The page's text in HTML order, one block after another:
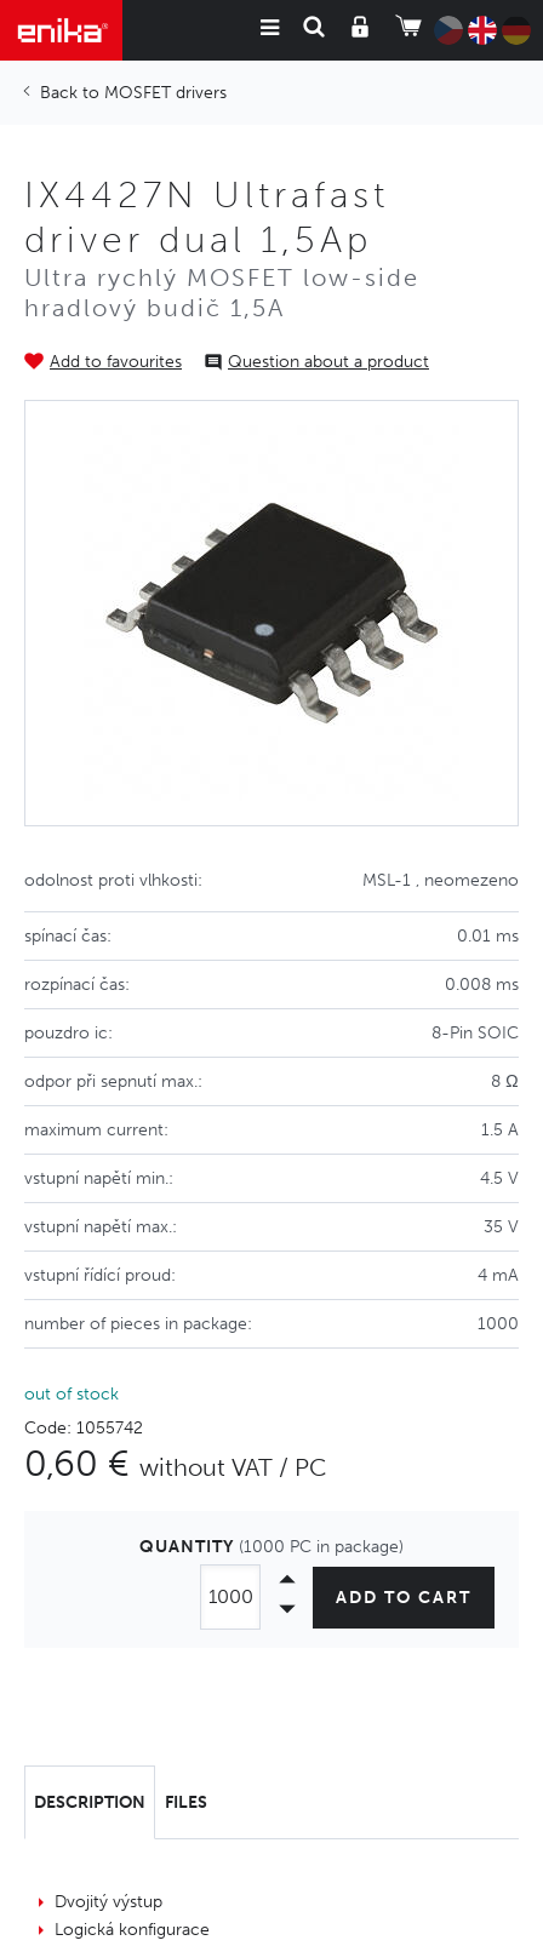
MOSFET drivers
IX4427N Ultrafast
driver dual 1,5Ap
Ultra rychlý MOSFET low-side
hradlový budič 1,5A
Add to favourites Question about a product
odolnost proti vlhkosti: MSL-1 , neomezeno
spínací čas: 0.01 ms
rozpínací čas: 0.008 ms
pouzdro ic: 8-Pin SOIC
odpor při sepnutí max.: 8 Ω
maximum current: 1.5 A
vstupní napětí min.: 4.5 V
vstupní napětí max.: 35 V
vstupní řídící proud: 4 mA
number of pieces in package: 1000
out of stock
Code: 1055742
0,60 € without VAT / PC
QUANTITY (1000 PC in package)
ADD TO CART
DESCRIPTION FILES
Dvojitý výstup
Logická konfigurace